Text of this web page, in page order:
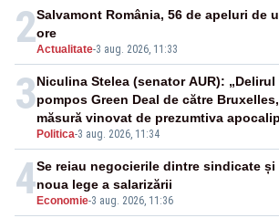
2Actualitate-3 aug. 2026, 11:33
Salvamont România, 56 de apeluri de
ore
3
Politica-3 aug. 2026, 11:34
Niculina Stelea (senator AUR):
pompos Green Deal de către
măsură vinovat de prezumtiva
4 Economie-3 aug. 2026, 11:36
Se reiau negocierile dintre sindicate
noua lege a salarizării